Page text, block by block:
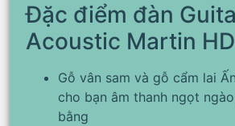
Đặc điểm đàn
Acoustic Martin
Gỗ vân sam và gỗ cẩm lai
cho bạn âm thanh ngọt
bằng